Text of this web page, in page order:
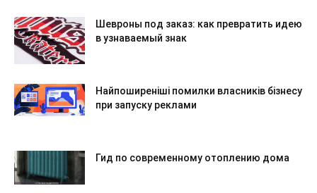
Шевроны под заказ: как превратить идею
в узнаваемый знак
Найпоширеніші помилки власників бізнесу
при запуску реклами
Гид по современному отоплению дома